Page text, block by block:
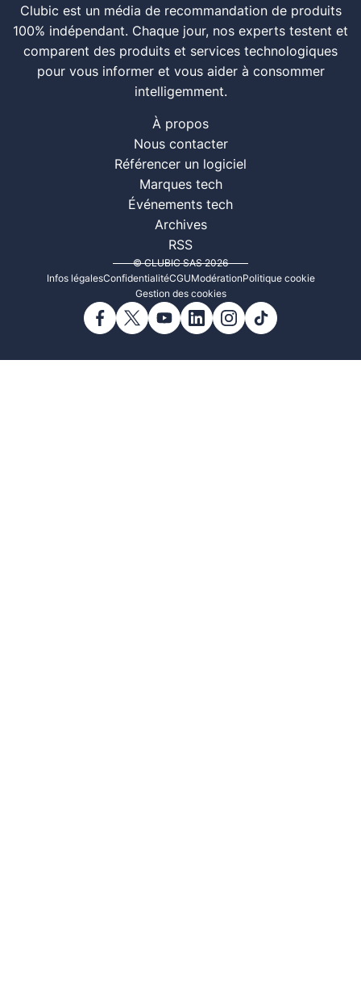
Clubic est un média de recommandation de produits
100% indépendant. Chaque jour, nos experts testent et
comparent des produits et services technologiques
pour vous informer et vous aider à consommer
intelligemment.
À propos
Nous contacter
Référencer un logiciel
Marques tech
Événements tech
Archives
RSS
© CLUBIC SAS 2026
Infos légalesConfidentialitéCGUModérationPolitique cookie
Gestion des cookies